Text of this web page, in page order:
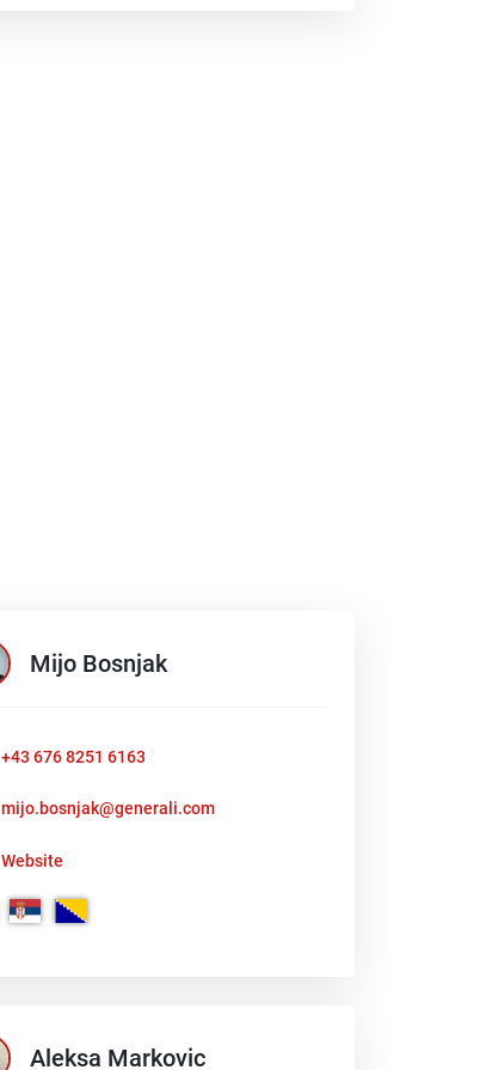
Mijo Bosnjak
+43 676 8251 6163
mijo.bosnjak@generali.com
Website
Aleksa Markovic